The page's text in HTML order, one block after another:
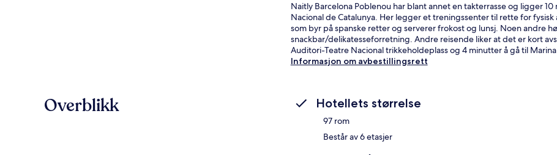
Naitly Barcelona Poblenou har blant annet en takterrasse og ligger
Nacional de Catalunya. Her legger et treningssenter til rette for
som byr på spanske retter og serverer frokost og lunsj. Noen andre
snackbar/delikatesseforretning. Andre reisende liker at det er kort
Auditori-Teatre Nacional trikkeholdeplass og 4 minutter å gå til Marina
Informasjon om avbestillingsrett
Overblikk Hotellets størrelse
97 rom
Består av 6 etasjer